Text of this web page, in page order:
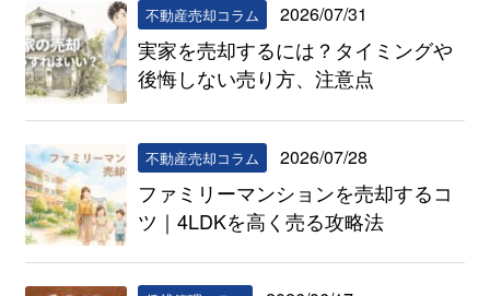
不動産売却コラム 2026/07/31
実家を売却するには？タイミングや
後悔しない売り方、注意点
不動産売却コラム 2026/07/28
ファミリーマンションを売却するコ
ツ｜4LDKを高く売る攻略法